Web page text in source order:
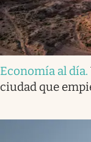
Economía al día.
ciudad que